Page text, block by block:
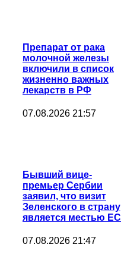
Препарат от рака
молочной железы
включили в список
жизненно важных
лекарств в РФ
07.08.2026 21:57
Бывший вице-
премьер Сербии
заявил, что визит
Зеленского в страну
является местью ЕС
07.08.2026 21:47